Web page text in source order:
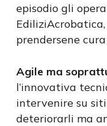
episodio gli
prendersene
Agile ma
l’innovativa
intervenire su
deteriorarli ma